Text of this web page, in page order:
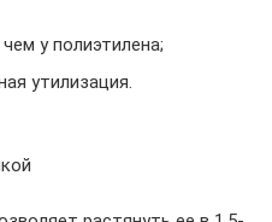
у полиэтилена;
утилизация.